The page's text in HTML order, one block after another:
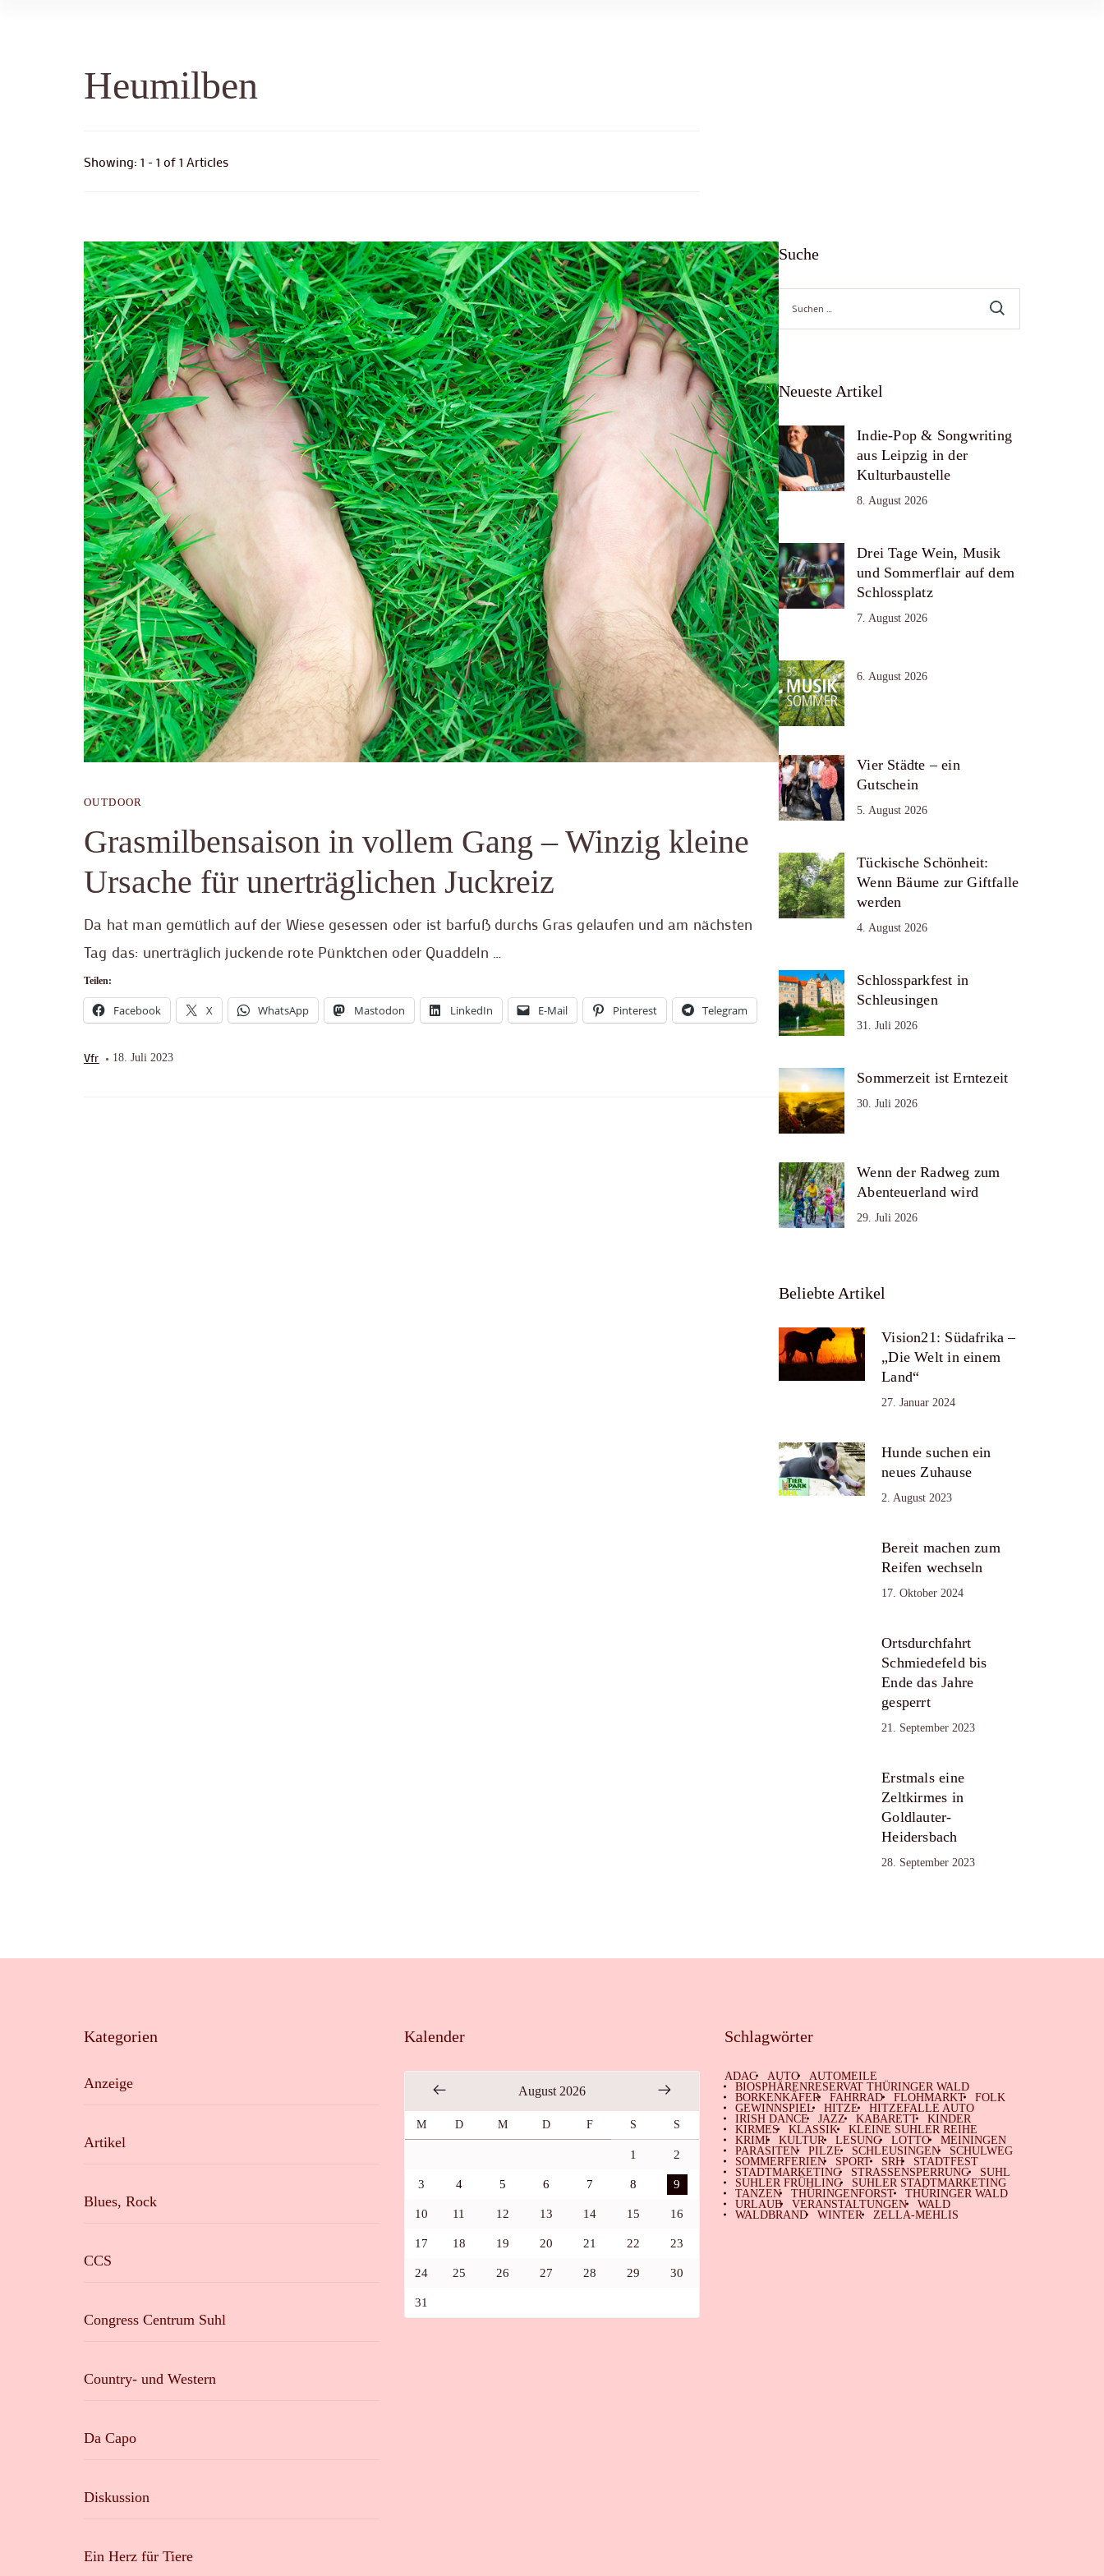
Heumilben
Showing: 1 - 1 of 1 Articles
OUTDOOR
Grasmilbensaison in vollem Gang – Winzig kleine
Ursache für unerträglichen Juckreiz
Da hat man gemütlich auf der Wiese gesessen oder ist barfuß durchs Gras gelaufen und am nächsten
Tag das: unerträglich juckende rote Pünktchen oder Quaddeln …
Teilen:
Facebook X WhatsApp Mastodon LinkedIn E-Mail Pinterest Telegram
Vfr 18. Juli 2023
Suche
Suche
nach:
Neueste Artikel
Indie-Pop & Songwriting
aus Leipzig in der
Kulturbaustelle
8. August 2026
Drei Tage Wein, Musik
und Sommerflair auf dem
Schlossplatz
7. August 2026
6. August 2026
Vier Städte – ein
Gutschein
5. August 2026
Tückische Schönheit:
Wenn Bäume zur Giftfalle
werden
4. August 2026
Schlossparkfest in
Schleusingen
31. Juli 2026
Sommerzeit ist Erntezeit
30. Juli 2026
Wenn der Radweg zum
Abenteuerland wird
29. Juli 2026
Beliebte Artikel
Vision21: Südafrika –
„Die Welt in einem
Land“
27. Januar 2024
Hunde suchen ein
neues Zuhause
2. August 2023
Bereit machen zum
Reifen wechseln
17. Oktober 2024
Ortsdurchfahrt
Schmiedefeld bis
Ende das Jahre
gesperrt
21. September 2023
Erstmals eine
Zeltkirmes in
Goldlauter-
Heidersbach
28. September 2023
Kategorien
Anzeige
Artikel
Blues, Rock
CCS
Congress Centrum Suhl
Country- und Western
Da Capo
Diskussion
Ein Herz für Tiere
Kalender
August 2026
M D M D F S S
1 2
3 4 5 6 7 8 9
10 11 12 13 14 15 16
17 18 19 20 21 22 23
24 25 26 27 28 29 30
31
Schlagwörter
ADAC AUTO
AUTOMEILE
BIOSPHÄRENRESERVAT THÜRINGER WALD
BORKENKÄFER
FAHRRAD FLOHMARKT
FOLK
GEWINNSPIEL
HITZE
HITZEFALLE AUTO
IRISH DANCE
JAZZ KABARETT
KINDER
KIRMES
KLASSIK
KLEINE SUHLER REIHE
KRIMI
KULTUR LESUNG LOTTO
MEININGEN
PARASITEN
PILZE SCHLEUSINGEN
SCHULWEG
SOMMERFERIEN
SPORT SRH
STADTFEST
STADTMARKETING
STRASSENSPERRUNG
SUHL
SUHLER FRÜHLING
SUHLER STADTMARKETING
TANZEN
THÜRINGENFORST
THÜRINGER WALD
URLAUB
VERANSTALTUNGEN
WALD
WALDBRAND
WINTER ZELLA-MEHLIS